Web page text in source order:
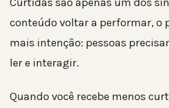
conteúdo voltar a performar, o
mais intenção: pessoas
ler e interagir.
Quando você recebe menos